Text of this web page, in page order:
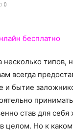
о
нем
0
несколько типов,
всегда
и бытие
став для себя
целом. Но к